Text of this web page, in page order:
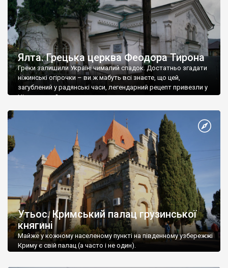
Ялта. Грецька церква Феодора Тирона
Греки залишили Україні чималий спадок. Достатньо згадати
ніжинські огірочки – ви ж мабуть всі знаєте, що цей,
загублений у радянські часи, легендарний рецепт привезли у
Ніжин греки?
Утьос. Кримський палац грузинської
княгині
Майже у кожному населеному пункті на південному узбережжі
Криму є свій палац (а часто і не один).